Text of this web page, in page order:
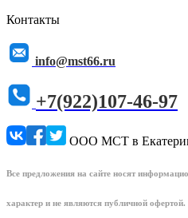
Контакты
info@mst66.ru
+7(922)107-46-97
ООО МСТ в
Все предложения на сайте носят
характер и не являются публичной офертой.